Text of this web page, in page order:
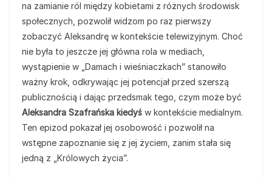
na zamianie ról między kobietami z różnych środowisk
społecznych, pozwolił widzom po raz pierwszy
zobaczyć Aleksandrę w kontekście telewizyjnym. Choć
nie była to jeszcze jej główna rola w mediach,
wystąpienie w „Damach i wieśniaczkach” stanowiło
ważny krok, odkrywając jej potencjał przed szerszą
publicznością i dając przedsmak tego, czym może być
Aleksandra Szafrańska kiedyś w kontekście medialnym.
Ten epizod pokazał jej osobowość i pozwolił na
wstępne zapoznanie się z jej życiem, zanim stała się
jedną z „Królowych życia”.